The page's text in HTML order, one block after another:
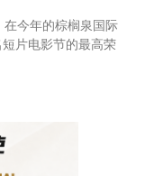
在今年的棕榈泉国际
片电影节的最高荣